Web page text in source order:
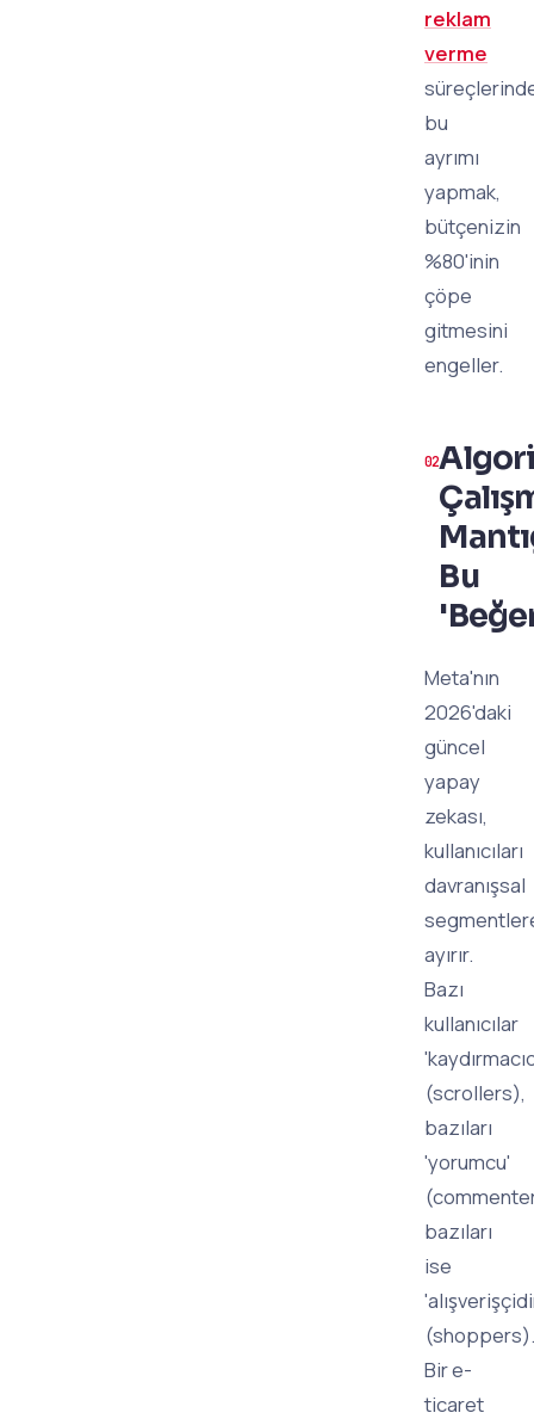
reklam
verme
bu
ayrımı
yapmak,
bütçenizin
%80'inin
çöpe
gitmesini
engeller.
Bu
Meta'nın
2026'daki
güncel
yapay
zekası,
kullanıcıları
davranışsal
ayırır.
Bazı
kullanıcılar
(scrollers),
bazıları
'yorumcu'
bazıları
ise
(shoppers).
Bir e-
ticaret